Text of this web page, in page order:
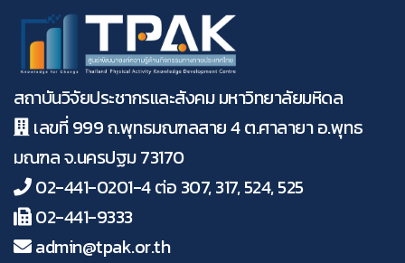
สถาบันวิจัยประชากรและสังคม มหาวิทยาลัยมหิดล
เลขที่ 999 ถ.พุทธมณฑลสาย 4 ต.ศาลายา อ.พุทธ
มณฑล จ.นครปฐม 73170
02-441-0201-4 ต่อ 307, 317, 524, 525
02-441-9333
admin@tpak.or.th